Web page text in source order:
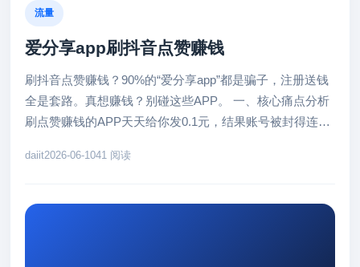
流量
爱分享app刷抖音点赞赚钱
刷抖音点赞赚钱？90%的“爱分享app”都是骗子，注册送钱
全是套路。真想赚钱？别碰这些APP。 一、核心痛点分析
刷点赞赚钱的APP天天给你发0.1元，结果账号被封得连抖
daiit2026-06-1041 阅读